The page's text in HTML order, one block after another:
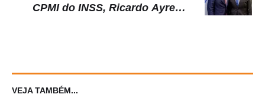
CPMI do INSS, Ricardo Ayres é
VEJA TAMBÉM...